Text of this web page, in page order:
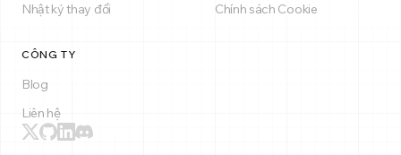
Nhật ký thay đổi
Chính sách Cookie
CÔNG TY
Blog
Liên hệ